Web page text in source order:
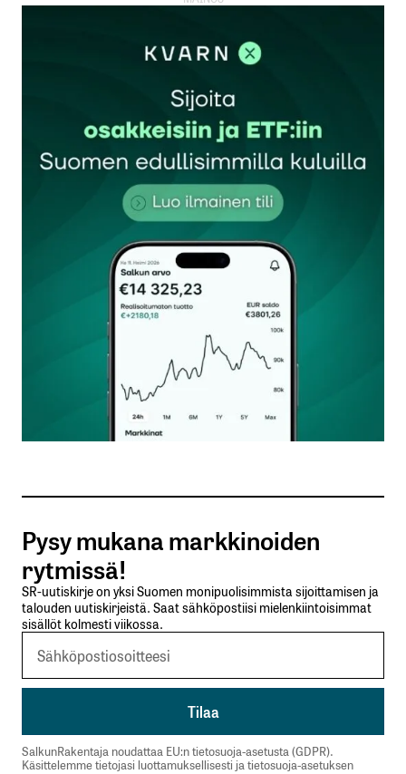
kirjautua
rekisteröityä
Sähköpostiosoitettasi ei julkaista.Pakolliset
kentät on merkitty*
Kommentti*
Nimesi tai nimimerkkisi
Sähköpostiosoitteesi
Tilaa SalkunRakentajan uutiskirje
Lähetä kommentti
Pysy mukana markkinoiden
rytmissä!
SR-uutiskirje on yksi Suomen monipuolisimmista sijoittamisen ja
talouden uutiskirjeistä. Saat sähköpostiisi mielenkiintoisimmat
sisällöt kolmesti viikossa.
SalkunRakentaja noudattaa EU:n tietosuoja-asetusta (GDPR).
Käsittelemme tietojasi luottamuksellisesti ja tietosuoja-asetuksen